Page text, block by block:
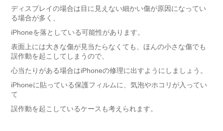
ディスプレイの場合は目に見えない細かい傷が原因になってい
る場合が多く、
iPhoneを落としている可能性があります。
表面上には大きな傷が見当たらなくても、ほんの小さな傷でも
誤作動を起こしてしまうので、
心当たりがある場合はiPhoneの修理に出すようにしましょう。
iPhoneに貼っている保護フィルムに、気泡やホコリが入ってい
て
誤作動を起こしているケースも考えられます。